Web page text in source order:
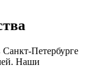
Петербурге
Наши